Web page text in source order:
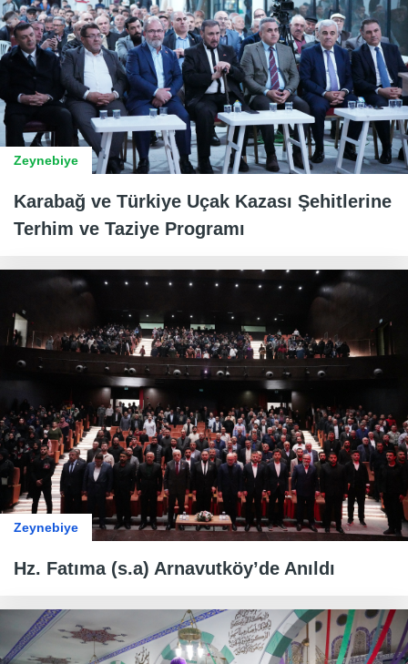
Zeynebiye
Karabağ ve Türkiye Uçak Kazası Şehitlerine
Terhim ve Taziye Programı
Zeynebiye
Hz. Fatıma (s.a) Arnavutköy’de Anıldı